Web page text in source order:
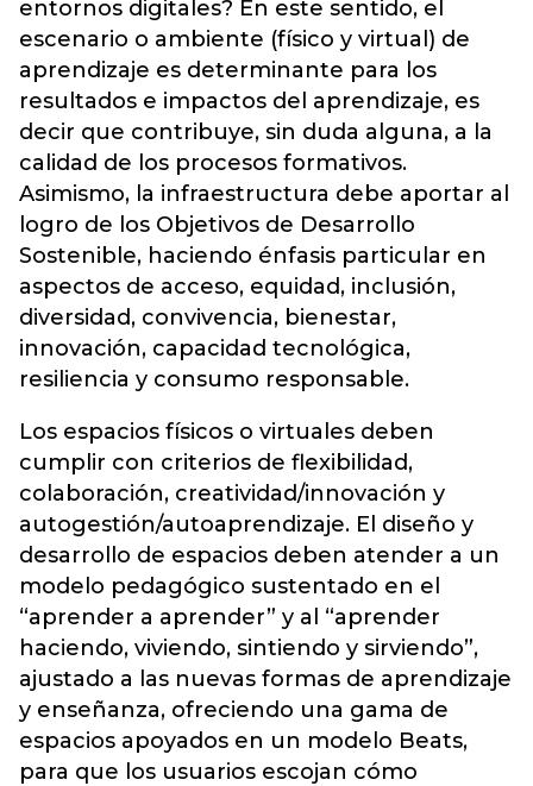
entornos digitales? En este sentido, el
escenario o ambiente (físico y virtual) de
aprendizaje es determinante para los
resultados e impactos del aprendizaje, es
decir que contribuye, sin duda alguna, a la
calidad de los procesos formativos.
Asimismo, la infraestructura debe aportar al
logro de los Objetivos de Desarrollo
Sostenible, haciendo énfasis particular en
aspectos de acceso, equidad, inclusión,
diversidad, convivencia, bienestar,
innovación, capacidad tecnológica,
resiliencia y consumo responsable.
Los espacios físicos o virtuales deben
cumplir con criterios de flexibilidad,
colaboración, creatividad/innovación y
autogestión/autoaprendizaje. El diseño y
desarrollo de espacios deben atender a un
modelo pedagógico sustentado en el
“aprender a aprender” y al “aprender
haciendo, viviendo, sintiendo y sirviendo”,
ajustado a las nuevas formas de aprendizaje
y enseñanza, ofreciendo una gama de
espacios apoyados en un modelo Beats,
para que los usuarios escojan cómo